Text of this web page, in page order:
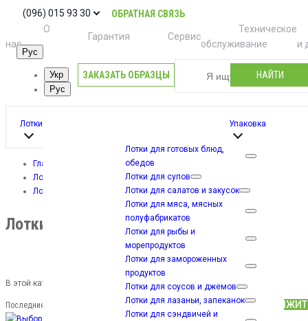
(096) 015 93 30
ОБРАТНАЯ СВЯЗЬ
О
нас
Гарантия Сервис
Техническое
обслуживание
и
Рус
Укр
Рус
ЗАКАЗАТЬ ОБРАЗЦЫ НАЙТИ
Лотки
Лотки для готовых блюд,
обедов
Лотки для супов
Лотки для салатов и закусок
Лотки для мяса, мясных
полуфабрикатов
Лотки для рыбы и
морепродуктов
Лотки для замороженных
продуктов
Лотки для соусов и джемов
Лотки для лазаньи, запеканок
Лотки для сэндвичей и
Упаковка
Главная
Лотки
Лотки для соусов и джемов
Лотки для соусов и джемов
В этой категории пока нет товаров.
Последние Статьи